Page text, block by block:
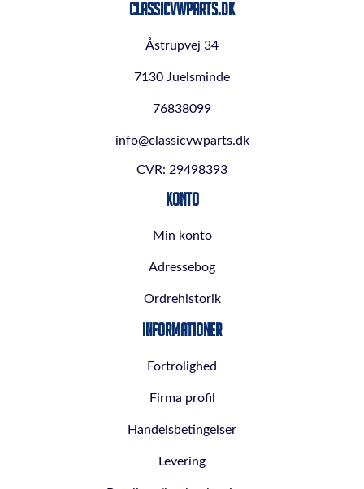
ClassicVWParts.dk
Åstrupvej 34
7130 Juelsminde
76838099
info@classicvwparts.dk
CVR: 29498393
Konto
Min konto
Adressebog
Ordrehistorik
Informationer
Fortrolighed
Firma profil
Handelsbetingelser
Levering